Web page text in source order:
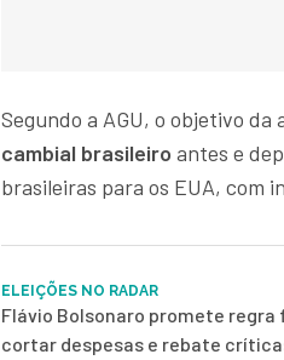
Segundo a AGU, o objetivo da
cambial brasileiro antes e
brasileiras para os EUA, com
ELEIÇÕES NO RADAR
Flávio Bolsonaro promete regra
cortar despesas e rebate